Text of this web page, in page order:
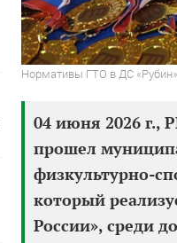
Нормативы ГТО в ДС
04 июня 2026 г.,
прошел
физкультурно-
который
России», среди